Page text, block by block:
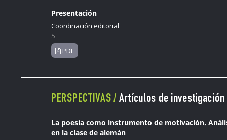
Presentación
Coordinación editorial
5
PDF
PERSPECTIVAS / Artículos de investigación
La poesía como instrumento de motivación.
en la clase de alemán